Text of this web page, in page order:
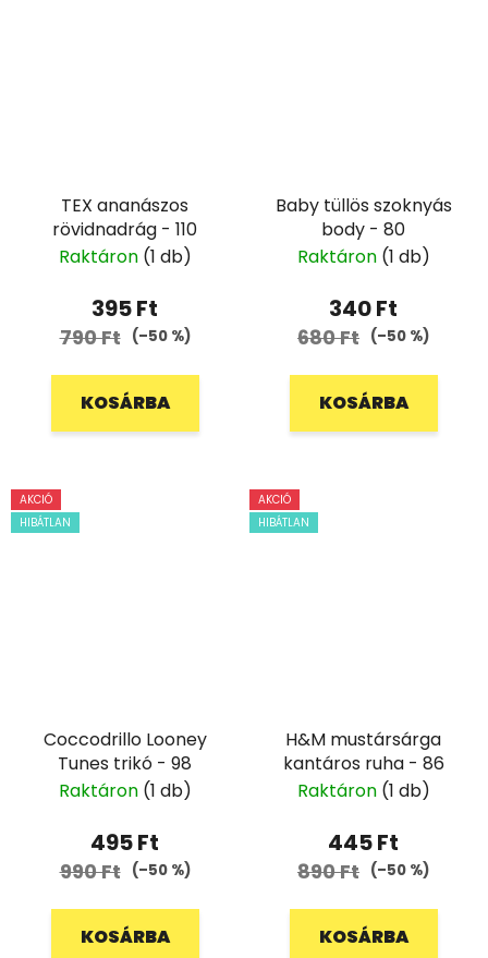
TEX ananászos
rövidnadrág - 110
Raktáron (1 db)
395 Ft
790 Ft (–50 %)
KOSÁRBA
Baby tüllös szoknyás
body - 80
Raktáron (1 db)
340 Ft
680 Ft (–50 %)
KOSÁRBA
AKCIÓ
HIBÁTLAN
Coccodrillo Looney
Tunes trikó - 98
Raktáron (1 db)
495 Ft
990 Ft (–50 %)
KOSÁRBA
AKCIÓ
HIBÁTLAN
H&M mustársárga
kantáros ruha - 86
Raktáron (1 db)
445 Ft
890 Ft (–50 %)
KOSÁRBA